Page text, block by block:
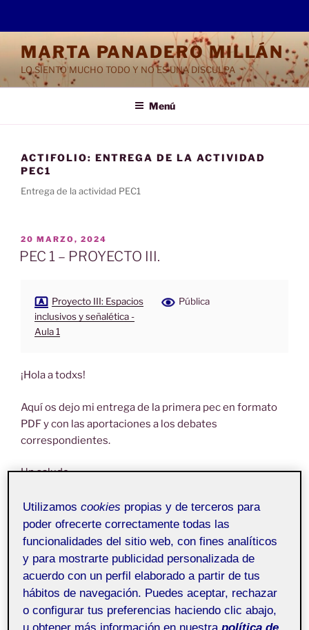
contenido
MARTA PANADERO MILLÁN
LO SIENTO MUCHO TODO Y NO ES UNA DISCULPA
Menú
ACTIFOLIO: ENTREGA DE LA ACTIVIDAD
PEC1
Entrega de la actividad PEC1
PUBLICADO
EL
20 MARZO, 2024
PEC 1 – PROYECTO III.
Proyecto III: Espacios
inclusivos y señalética -
Aula 1
Pública
¡Hola a todxs!
Aquí os dejo mi entrega de la primera pec en formato
PDF y con las aportaciones a los debates
correspondientes.
Un saludo,
Marta
Utilizamoscookies propias y de terceros para
poder ofrecerte correctamente todas las
funcionalidades del sitio web, con fines analíticos
y para mostrarte publicidad personalizada de
acuerdo con un perfil elaborado a partir de tus
hábitos de navegación. Puedes aceptar, rechazar
o configurar tus preferencias haciendo clic abajo,